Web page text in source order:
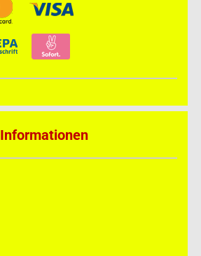
Informationen